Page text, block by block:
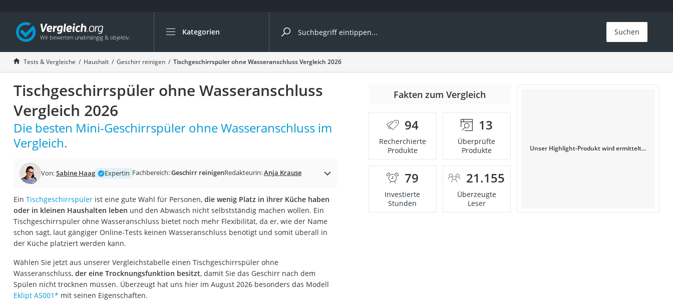
Kategorien
Die beliebtesten Vergleiche nach Kategorie
Haushalt
Wassersprudler
Zentralstaubsauger
Wäschespinne
Spülmaschinentabs
Eierkocher
AEG-Waschmaschine
Saug-Wisch-Roboter
Milchaufschäumer
Kondenstrockner
Suchen
Tests & Vergleiche Haushalt Geschirr reinigen Tischgeschirrspüler ohne Wasseranschluss Vergleich 2026
Tischgeschirrspüler ohne Wasseranschluss
Vergleich 2026
Die besten Mini-Geschirrspüler ohne Wasseranschluss im
Vergleich.
Von:Sabine Haag Expertin Fachbereich:Geschirr reinigenRedakteurin:Anja Krause
Ein Tischgeschirrspülerist eine gute Wahl für Personen, die wenig Platz in ihrer Küche haben
oder in kleinen Haushalten leben und den Abwasch nicht selbstständig machen wollen. Ein
Tischgeschirrspüler ohne Wasseranschluss bietet noch mehr Flexibilität, da er, wie der Name
schon sagt, laut gängiger Online-Tests keinen Wasseranschluss benötigt und somit überall in
der Küche platziert werden kann.
Wählen Sie jetzt aus unserer Vergleichstabelle einen Tischgeschirrspüler ohne
Wasseranschluss, der eine Trocknungsfunktion besitzt, damit Sie das Geschirr nach dem
Spülen nicht trocknen müssen. Überzeugt hat uns hier im August 2026 besonders das Modell
Eklipt ‎AS001* mit seinen Eigenschaften.
Fakten zum Vergleich
94
Recherchierte
Produkte
13
Überprüfte
Produkte
79
Investierte
Stunden
21.155
Überzeugte
Leser
Unser Highlight-Produkt wird ermittelt...